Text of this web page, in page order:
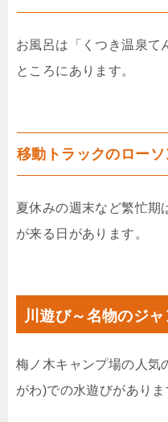
お風呂は「くつき温泉て
ところにあります。
移動トラックのローソ
夏休みの週末など繁忙期
が来る日があります。
川遊び～名物のジャ
梅ノ木キャンプ場の人気
がわ)での水遊びがありま